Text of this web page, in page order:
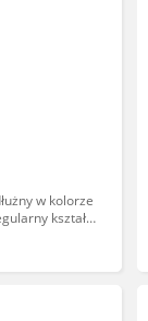
w kolorze
kształt,